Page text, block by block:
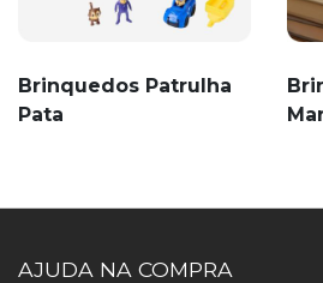
Brinquedos Patrulha
Pata
AJUDA NA COMPRA